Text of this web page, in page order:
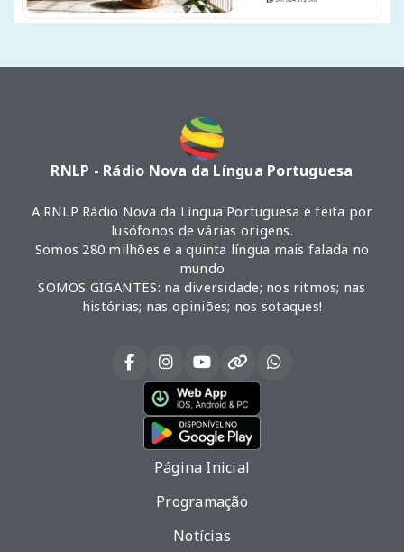
RNLP - Rádio Nova da Língua Portuguesa
A RNLP Rádio Nova da Língua Portuguesa é feita por
lusófonos de várias origens.
Somos 280 milhões e a quinta língua mais falada no
mundo
SOMOS GIGANTES: na diversidade; nos ritmos; nas
histórias; nas opiniões; nos sotaques!
Página Inicial
Programação
Notícias